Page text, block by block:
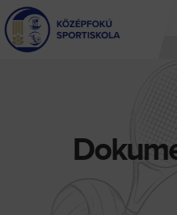
Jump
to
navigation